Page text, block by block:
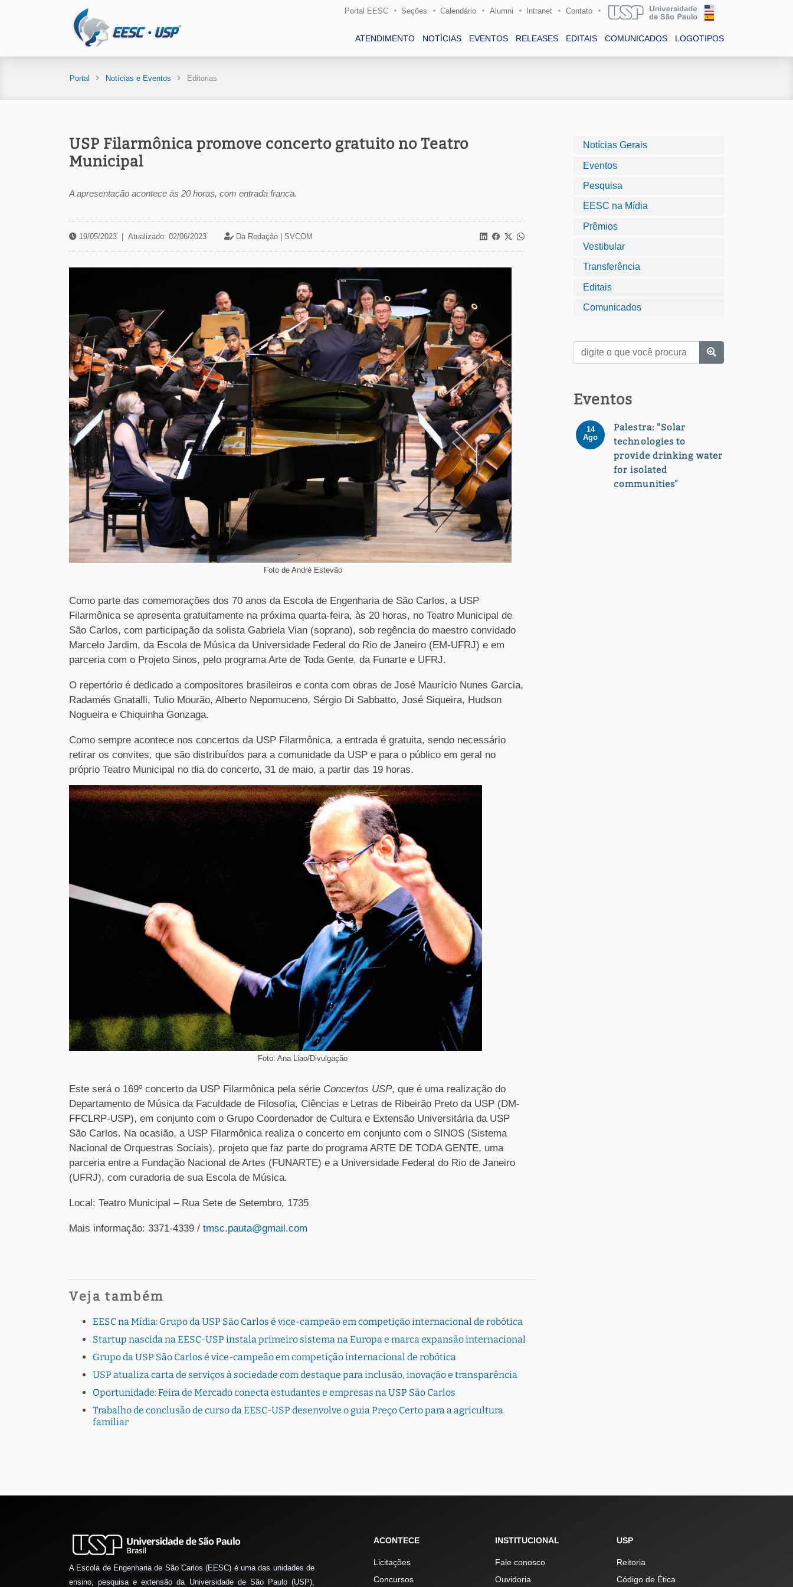
Portal EESC Seções Calendário Alumni Intranet Contato
ATENDIMENTO NOTÍCIAS EVENTOS RELEASES EDITAIS COMUNICADOS LOGOTIPOS
Portal Notícias e Eventos Editorias
USP Filarmônica promove concerto gratuito no Teatro
Municipal
A apresentação acontece às 20 horas, com entrada franca.
19/05/2023 Atualizado: 02/06/2023 Da Redação | SVCOM
Foto de André Estevão
Como parte das comemorações dos 70 anos da Escola de Engenharia de São Carlos, a USP
Filarmônica se apresenta gratuitamente na próxima quarta-feira, às 20 horas, no Teatro Municipal de
São Carlos, com participação da solista Gabriela Vian (soprano), sob regência do maestro convidado
Marcelo Jardim, da Escola de Música da Universidade Federal do Rio de Janeiro (EM-UFRJ) e em
parceria com o Projeto Sinos, pelo programa Arte de Toda Gente, da Funarte e UFRJ.
O repertório é dedicado a compositores brasileiros e conta com obras de José Maurício Nunes Garcia,
Radamés Gnatalli, Tulio Mourão, Alberto Nepomuceno, Sérgio Di Sabbatto, José Siqueira, Hudson
Nogueira e Chiquinha Gonzaga.
Como sempre acontece nos concertos da USP Filarmônica, a entrada é gratuita, sendo necessário
retirar os convites, que são distribuídos para a comunidade da USP e para o público em geral no
próprio Teatro Municipal no dia do concerto, 31 de maio, a partir das 19 horas.
Foto: Ana Liao/Divulgação
Este será o 169º concerto da USP Filarmônica pela série Concertos USP, que é uma realização do
Departamento de Música da Faculdade de Filosofia, Ciências e Letras de Ribeirão Preto da USP (DM-
FFCLRP-USP), em conjunto com o Grupo Coordenador de Cultura e Extensão Universitária da USP
São Carlos. Na ocasião, a USP Filarmônica realiza o concerto em conjunto com o SINOS (Sistema
Nacional de Orquestras Sociais), projeto que faz parte do programa ARTE DE TODA GENTE, uma
parceria entre a Fundação Nacional de Artes (FUNARTE) e a Universidade Federal do Rio de Janeiro
(UFRJ), com curadoria de sua Escola de Música.
Local: Teatro Municipal – Rua Sete de Setembro, 1735
Mais informação: 3371-4339 / tmsc.pauta@gmail.com
Veja também
EESC na Mídia: Grupo da USP São Carlos é vice-campeão em competição internacional de robótica
Startup nascida na EESC-USP instala primeiro sistema na Europa e marca expansão internacional
Grupo da USP São Carlos é vice-campeão em competição internacional de robótica
USP atualiza carta de serviços à sociedade com destaque para inclusão, inovação e transparência
Oportunidade: Feira de Mercado conecta estudantes e empresas na USP São Carlos
Trabalho de conclusão de curso da EESC-USP desenvolve o guia Preço Certo para a agricultura
familiar
Notícias Gerais
Eventos
Pesquisa
EESC na Mídia
Prêmios
Vestibular
Transferência
Editais
Comunicados
Eventos
14
Ago
Palestra: "Solar
technologies to
provide drinking water
for isolated
communities"
A Escola de Engenharia de São Carlos (EESC) é uma das unidades de
ensino, pesquisa e extensão da Universidade de São Paulo (USP),
ACONTECE
Licitações
Concursos
INSTITUCIONAL
Fale conosco
Ouvidoria
USP
Reitoria
Código de Ética